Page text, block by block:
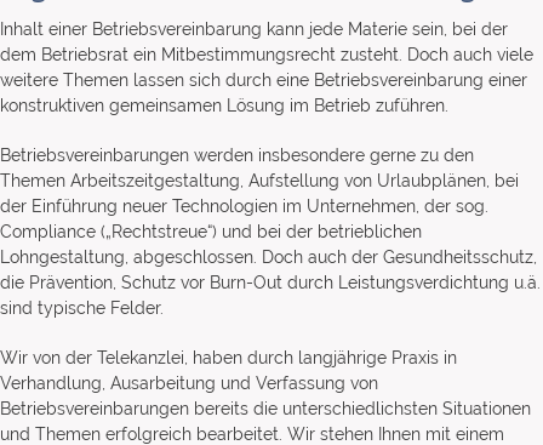
Inhalt einer Betriebsvereinbarung kann jede Materie sein, bei der
dem Betriebsrat ein Mitbestimmungsrecht zusteht. Doch auch viele
weitere Themen lassen sich durch eine Betriebsvereinbarung einer
konstruktiven gemeinsamen Lösung im Betrieb zuführen.
Betriebsvereinbarungen werden insbesondere gerne zu den
Themen Arbeitszeitgestaltung, Aufstellung von Urlaubplänen, bei
der Einführung neuer Technologien im Unternehmen, der sog.
Compliance („Rechtstreue“) und bei der betrieblichen
Lohngestaltung, abgeschlossen. Doch auch der Gesundheitsschutz,
die Prävention, Schutz vor Burn-Out durch Leistungsverdichtung u.ä.
sind typische Felder.
Wir von der Telekanzlei, haben durch langjährige Praxis in
Verhandlung, Ausarbeitung und Verfassung von
Betriebsvereinbarungen bereits die unterschiedlichsten Situationen
und Themen erfolgreich bearbeitet. Wir stehen Ihnen mit einem